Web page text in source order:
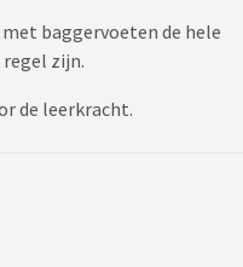
En een keer zei een
wel ver gaan...
deze school zoveel
op normale scholen te
baggervoeten de hele
zijn.
de leerkracht.